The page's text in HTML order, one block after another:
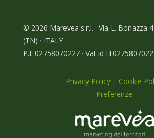
© 2026 Marevea s.r.l. · Via L. Bonazza
(TN) · ITALY
P.I. 02758070227 · Vat id
Privacy Policy | Cookie
Preferenze